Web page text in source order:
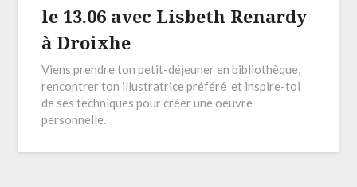
le 13.06 avec Lisbeth Renardy
à Droixhe
Viens prendre ton petit-déjeuner en bibliothèque,
rencontrer ton illustratrice préféré et inspire-toi
de ses techniques pour créer une oeuvre
personnelle.